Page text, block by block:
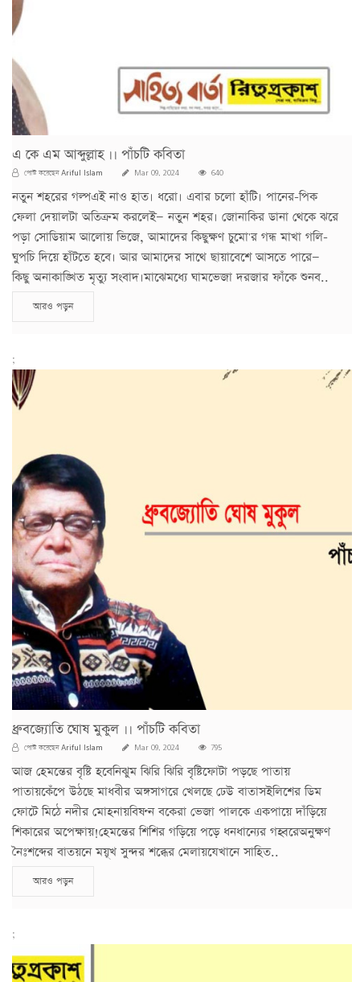
এ কে এম আব্দুল্লাহ ।। পাঁচটি কবিতা
পোস্ট করেছেনAriful Islam Mar 09, 2024 640
নতুন শহরের গল্পএই নাও হাত। ধরো। এবার চলো হাঁটি। পানের-পিক
ফেলা দেয়ালটা অতিক্রম করলেই— নতুন শহর। জোনাকির ডানা থেকে ঝরে
পড়া সোডিয়াম আলোয় ভিজে, আমাদের কিছুক্ষণ চুমো'র গন্ধ মাখা গলি-
ঘুপচি দিয়ে হাঁটতে হবে। আর আমাদের সাথে ছায়াবেশে আসতে পারে—
কিছু অনাকাঙ্খিত মৃত্যু সংবাদ।মাঝেমধ্যে ঘামভেজা দরজার ফাঁকে শুনব..
আরও পড়ুন
;
ধ্রুবজ‍্যোতি ঘোষ মুকুল ।। পাঁচটি কবিতা
পোস্ট করেছেনAriful Islam Mar 09, 2024 795
আজ হেমন্তের বৃষ্টি হবেনিঝুম ঝিরি ঝিরি বৃষ্টিফোটা পড়ছে পাতায়
পাতায়কেঁপে উঠছে মাধবীর অঙ্গসাগরে খেলছে ঢেউ বাতাসইলিশের ডিম
ফোটে মিঠে নদীর মোহনায়বিষণ্ন বকেরা ভেজা পালকে একপায়ে দাঁড়িয়ে
শিকারের অপেক্ষায়!হেমন্তের শিশির গড়িয়ে পড়ে ধনধান্যের গহ্বরেঅনুক্ষণ
নৈঃশব্দের বাতয়নে ময়ূখ সুন্দর শব্ধের মেলায়যেখানে সাহিত..
আরও পড়ুন
;